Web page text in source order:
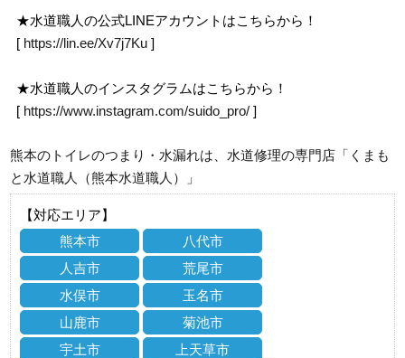
★水道職人の公式LINEアカウントはこちらから！
[ https://lin.ee/Xv7j7Ku ]
★水道職人のインスタグラムはこちらから！
[ https://www.instagram.com/suido_pro/ ]
熊本のトイレのつまり・水漏れは、水道修理の専門店「くまも
と水道職人（熊本水道職人）」
【対応エリア】
熊本市
八代市
人吉市
荒尾市
水俣市
玉名市
山鹿市
菊池市
宇土市
上天草市